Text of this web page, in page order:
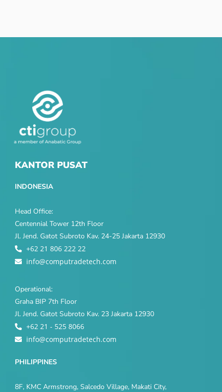
KANTOR PUSAT
INDONESIA
Head Office:
Centennial Tower 12th Floor
Jl. Jend. Gatot Subroto Kav. 24-25 Jakarta 12930
+62 21 806 222 22
info@computradetech.com
Operational:
Graha BIP 7th Floor
Jl. Jend. Gatot Subroto Kav. 23 Jakarta 12930
+62 21 - 525 8066
info@computradetech.com
PHILIPPINES
8F, KMC Armstrong, Salcedo Village, Makati City,